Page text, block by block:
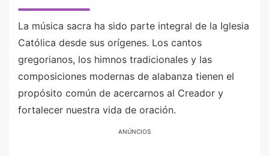
La música sacra ha sido parte integral de la Iglesia
Católica desde sus orígenes. Los cantos
gregorianos, los himnos tradicionales y las
composiciones modernas de alabanza tienen el
propósito común de acercarnos al Creador y
fortalecer nuestra vida de oración.
ANÚNCIOS